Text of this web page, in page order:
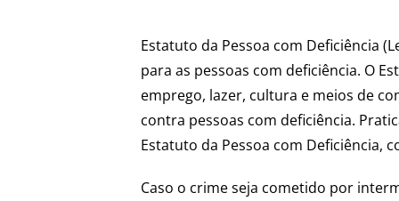
Estatuto da Pessoa com Deficiência
para as pessoas com deficiência. O
emprego, lazer, cultura e meios de
contra pessoas com deficiência.
Estatuto da Pessoa com Deficiência,
Caso o crime seja cometido por